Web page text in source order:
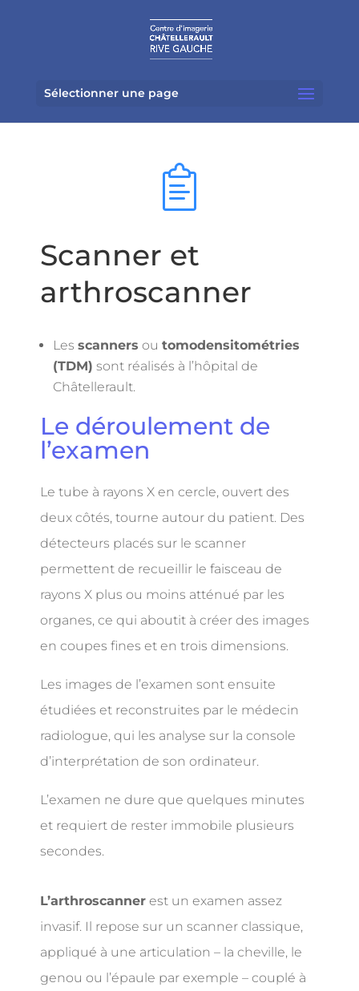
Sélectionner une page
Scanner et
arthroscanner
Les scanners ou tomodensitométries
(TDM) sont réalisés à l’hôpital de
Châtellerault.
Le déroulement de
l’examen
Le tube à rayons X en cercle, ouvert des
deux côtés, tourne autour du patient. Des
détecteurs placés sur le scanner
permettent de recueillir le faisceau de
rayons X plus ou moins atténué par les
organes, ce qui aboutit à créer des images
en coupes fines et en trois dimensions.
Les images de l’examen sont ensuite
étudiées et reconstruites par le médecin
radiologue, qui les analyse sur la console
d’interprétation de son ordinateur.
L’examen ne dure que quelques minutes
et requiert de rester immobile plusieurs
secondes.
L’arthroscanner est un examen assez
invasif. Il repose sur un scanner classique,
appliqué à une articulation – la cheville, le
genou ou l’épaule par exemple – couplé à